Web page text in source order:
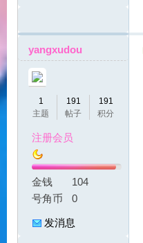
yangxudou
1
主题
191
帖子
191
积分
注册会员
金钱
104
号角币
0
发消息